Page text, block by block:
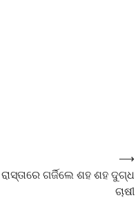
ରାସ୍ତାରେ ଗର୍ଜିଲେ ଶହ ଶହ ଦୁଗ୍ଧ
ଚାଷୀ
⟶